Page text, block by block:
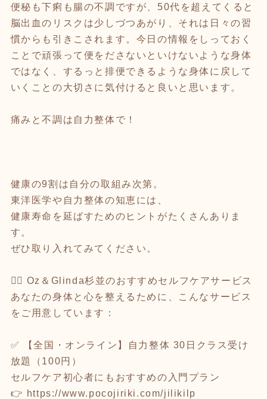
便秘も下痢も腸の不調ですが、50代を超えてくると
脳出血のリスクは少しづつあがり、それは日々の習
慣からも引きこされます。今日の情報をしっておく
ことで頑張って便をださないといけないような身体
ではなく、するっと排便できるような身体に戻して
いくことの大切さに気付けると良いと思います。
痛みと不調は自力整体で！
健康の9割は自分の取組み次第。
東洋医学や自力整体の知恵には、
健康寿命を延ばすためのヒントがたくさんありま
す。
ぜひ取り入れてみてください。
🧘‍♀️ Oz＆Glinda杉並のおすすめセルフケアサービス
あなたの身体と心を整えるために、こんなサービス
をご用意しています：
✅ 【全国・オンライン】自力整体 30日クラス受け
放題（100円）
セルフケア初心者にもおすすめの入門プラン
👉 https://www.pocojiriki.com/jilikilp